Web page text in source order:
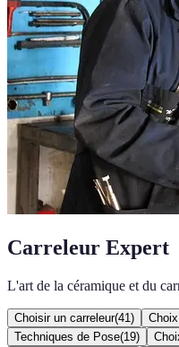
Carreleur Expert
L'art de la céramique et du
Choisir un carreleur(41 )
Techniques de Pose(19)